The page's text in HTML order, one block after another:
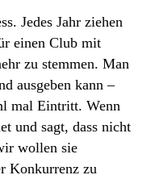
Jedes Jahr ziehen
einen Club mit
zu stemmen. Man
ausgeben kann –
mal Eintritt. Wenn
und sagt, dass nicht
wollen sie
Konkurrenz zu